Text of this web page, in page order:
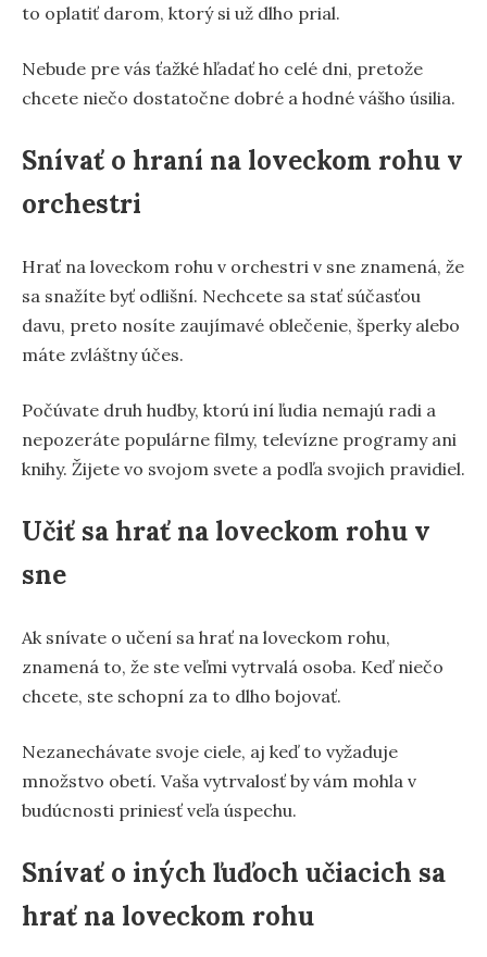
to oplatiť darom, ktorý si už dlho prial.
Nebude pre vás ťažké hľadať ho celé dni, pretože
chcete niečo dostatočne dobré a hodné vášho úsilia.
Snívať o hraní na loveckom rohu v
orchestri
Hrať na loveckom rohu v orchestri v sne znamená, že
sa snažíte byť odlišní. Nechcete sa stať súčasťou
davu, preto nosíte zaujímavé oblečenie, šperky alebo
máte zvláštny účes.
Počúvate druh hudby, ktorú iní ľudia nemajú radi a
nepozeráte populárne filmy, televízne programy ani
knihy. Žijete vo svojom svete a podľa svojich pravidiel.
Učiť sa hrať na loveckom rohu v
sne
Ak snívate o učení sa hrať na loveckom rohu,
znamená to, že ste veľmi vytrvalá osoba. Keď niečo
chcete, ste schopní za to dlho bojovať.
Nezanechávate svoje ciele, aj keď to vyžaduje
množstvo obetí. Vaša vytrvalosť by vám mohla v
budúcnosti priniesť veľa úspechu.
Snívať o iných ľuďoch učiacich sa
hrať na loveckom rohu